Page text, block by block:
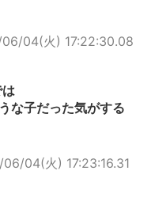
04(火) 17:22:30.08
な子だった気がする
04(火) 17:23:16.31